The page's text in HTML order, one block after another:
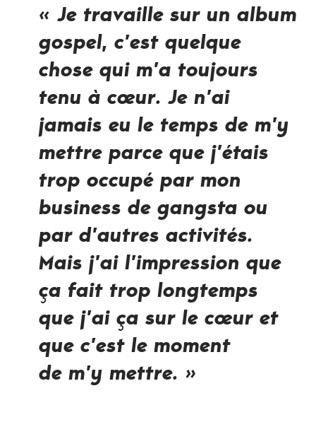
« Je travaille sur un album
gospel, c’est quelque
chose qui m’a toujours
tenu à cœur. Je n’ai
jamais eu le temps de m’y
mettre parce que j’étais
trop occupé par mon
business de gangsta ou
par d’autres activités.
Mais j’ai l’impression que
ça fait trop longtemps
que j’ai ça sur le cœur et
que c’est le moment
de m’y mettre. »